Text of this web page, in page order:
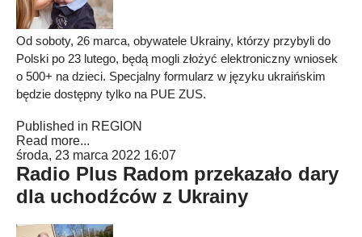
Od soboty, 26 marca, obywatele Ukrainy, którzy przybyli do
Polski po 23 lutego, będą mogli złożyć elektroniczny wniosek
o 500+ na dzieci. Specjalny formularz w języku ukraińskim
będzie dostępny tylko na PUE ZUS.
Published in REGION
Read more...
środa, 23 marca 2022 16:07
Radio Plus Radom przekazało dary
dla uchodźców z Ukrainy